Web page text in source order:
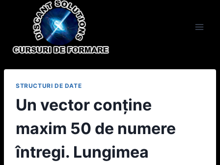
STRUCTURI DE DATE
Un vector conține
maxim 50 de numere
întregi. Lungimea